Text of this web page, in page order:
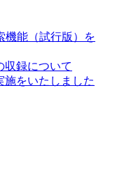
機能（試行版）を
収録について
施をいたしました